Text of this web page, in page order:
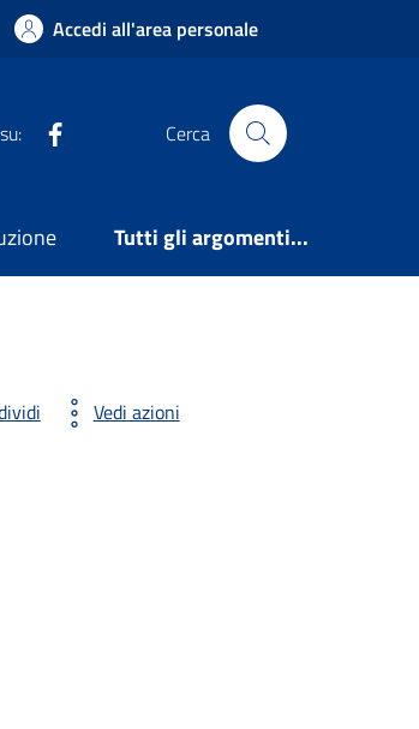
Accedi all'area personale
Cerca
Tutti gli argomenti...
Vedi azioni